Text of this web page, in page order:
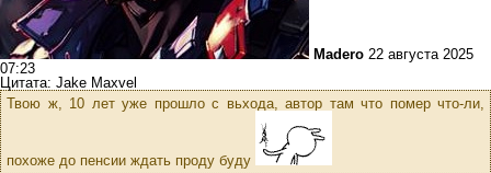
Madero 22 августа 2025
07:23
Цитата: Jake Maxvel
Твою ж, 10 лет уже прошло с вьхода, автор там что помер что-ли,
похоже до пенсии ждать проду буду